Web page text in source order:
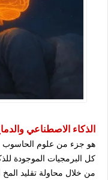
الذكاء الاصطناعي
هو جزء من علوم الحاسوب
كل البرمجيات الموجودة
من خلال محاولة تقليد